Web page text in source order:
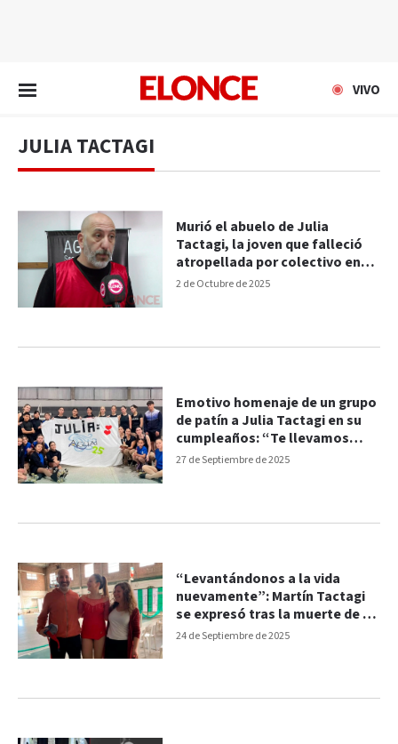
VIVO
JULIA TACTAGI
2 de Octubre de 2025
Murió el abuelo de Julia
Tactagi, la joven que falleció
atropellada por colectivo en
Paraná
27 de Septiembre de 2025
Emotivo homenaje de un grupo
de patín a Julia Tactagi en su
cumpleaños: “Te llevamos
siempre en nuestros
24 de Septiembre de 2025
“Levantándonos a la vida
nuevamente”: Martín Tactagi
se expresó tras la muerte de su
hija en accidente